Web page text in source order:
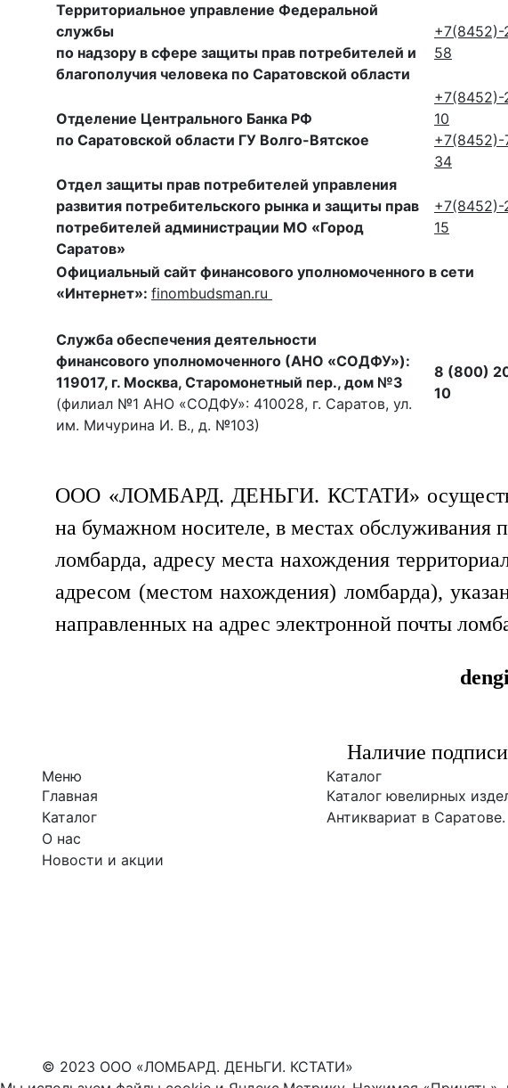
Территориальное управление Федеральной
службы
по надзору в сфере защиты прав потребителей и
благополучия человека по Саратовской области
+7(8452)-
58
Отделение Центрального Банка РФ
по Саратовской области ГУ Волго-Вятское
10
+7(8452)-
34
Отдел защиты прав потребителей управления
развития потребительского рынка и защиты прав
потребителей администрации МО «Город
Саратов»
15
Официальный сайт финансового уполномоченного в сети
«Интернет»: finombudsman.ru
Служба обеспечения деятельности
финансового уполномоченного (АНО «СОДФУ»):
119017, г. Москва, Старомонетный пер., дом №3
(филиал №1 АНО «СОДФУ»: 410028, г. Саратов, ул.
им. Мичурина И. В., д. №103)
8 (800)
10
ООО «ЛОМБАРД. ДЕНЬГИ. КСТАТИ»
на бумажном носителе, в местах обслуживания
ломбарда, адресу места нахождения
адресом (местом нахождения) ломбарда),
направленных на адрес электронной почты
Наличие подписи
Меню
Главная
Каталог
О нас
Новости и акции
Каталог
Каталог ювелирных
Антиквариат в Саратове.
© 2023 ООО «ЛОМБАРД. ДЕНЬГИ. КСТАТИ»